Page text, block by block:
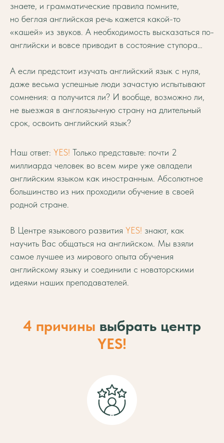
знаете, и грамматические правила помните,
но беглая английская речь кажется какой-то
«кашей» из звуков. А необходимость высказаться по-
английски и вовсе приводит в состояние ступора…
А если предстоит изучать английский язык с нуля,
даже весьма успешные люди зачастую испытывают
сомнения: а получится ли? И вообще, возможно ли,
не выезжая в англоязычную страну на длительный
срок, освоить английский язык?
Наш ответ: YES! Только представьте: почти 2
миллиарда человек во всем мире уже овладели
английским языком как иностранным. Абсолютное
большинство из них проходили обучение в своей
родной стране.
В Центре языкового развития YES! знают, как
научить Вас общаться на английском. Мы взяли
самое лучшее из мирового опыта обучения
английскому языку и соединили с новаторскими
идеями наших преподавателей.
4 причины выбрать центр
YES!